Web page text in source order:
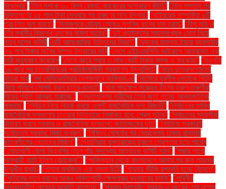
নভেম্বর" "তিন দশকে ৩০ বিশ্ব রেকর্ড: জাকেরের অসাধারণ কীর্তি" "তিন সপ্তাহ পর
মুক্তিপণের ২৫ লাখ টাকা দেওয়ার পর তরুণের লাশ উদ্ধার" "থাইরয়েড সম্পর্কিত ৫টি
প্রচলিত ভুল ধারণা" "দিনাজপুরে মৌসুম শেষেও সুগন্ধি ধানের দাম হ্রাস" "দীপু মনি ও
তাঁর স্বামীর বিরুদ্ধে দুদকের মামলা দায়ের" "দুই প্ল্যাটফর্মের সমানসংখ্যক নেতা নিয়ে
নতুন দলের কমিটি "দুটি আলংকারিক উদ্ভিদের বিবরণ" "দুদকের মামলায় ইয়াবা ব্যবসায়ীর
৭৬ লাখ টাকার অবৈধ সম্পদ উদ্ধারের দাবি "দেশে এইচএমপিভি ভাইরাসে আক্রান্ত এক
নারী মৃত্যুবরণ করেছেন "দেশে বছরে প্রায় ৩ লাখ কোটি টাকার শুল্ক ও কর ছাড়" "নওগাঁয়
১৬ বছর পর ছাত্রশিবিরের প্রতিষ্ঠাবার্ষিকী প্রকাশ্যে উদযাপিত" "নতুন ছাত্রসংগঠনের
যাত্রা শুরু "নর্থ মেসিডোনিয়ার নৈশক্লাবে অগ্নিকাণ্ড "নাটোরে যুবলীগ নেতাকে পিটুনি
দিয়ে পুলিশে সোপর্দ করল ছাত্র-জনতা" "নানা পদক্ষেপ সত্ত্বেও চীনের তরুণ-তরুণীরা
বিয়ের প্রতি আগ্রহ হারাচ্ছে" "নিভৃতপল্লির নারীদের তৈরি জুতা পাচ্ছে আন্তর্জাতিক
বাজারে" "নির্বাচন নিয়ে বিতর্ক করছে একটি রাজনৈতিক দল: রিজভী" "নির্বাচনের তারিখ
রাজনৈতিক দলগুলোর চাওয়ার ভিত্তিতে নির্ধারিত হবে: প্রেস সচিব" "নির্বাচনের সময়সীমা
নির্ধারণ করবে সরকার ও রাজনৈতিক দলগুলো: জাতিসংঘের দূত" "নির্বাচিত সরকারই
সর্বোত্তম সরকার: মির্জা ফখরুল" "নিষিদ্ধ ঘোষণার পর ভোরবেলায় ঢাকার রাস্তায়
ছাত্রলীগের নেতাদের মিছিল" "নেতানিয়াহু যুক্তরাজ্যে ঢুকলে গ্রেপ্তার হতে পারেন
"নোয়াখালী জেলা বিএনপির নতুন পাঁচ সদস্যের আহ্বায়ক কমিটি গঠন" "পদ্মার পাড়ে
অস্থায়ী হাটে ইলিশ বেচাকেনা"'' "পাকিস্তান থেকে বাংলাদেশে আসার পর রুনা লায়লার
সম্মুখীন বাধার" "পাগলা মসজিদে এক বস্তা চিঠি: "পাবনার শুঁটকি রপ্তানি হচ্ছে বিদেশে"
"পুতিনের নতুন ধরনের আরও শক্তিশালী ক্ষেপণাস্ত্র ব্যবহারের হুমকি" "পৃথিবীর
অভ্যন্তরীণ কেন্দ্রের আকৃতি বদলাচ্ছে" "প্রধান উপদেষ্টা: সরকার এ বছরের শেষ নাগাদ